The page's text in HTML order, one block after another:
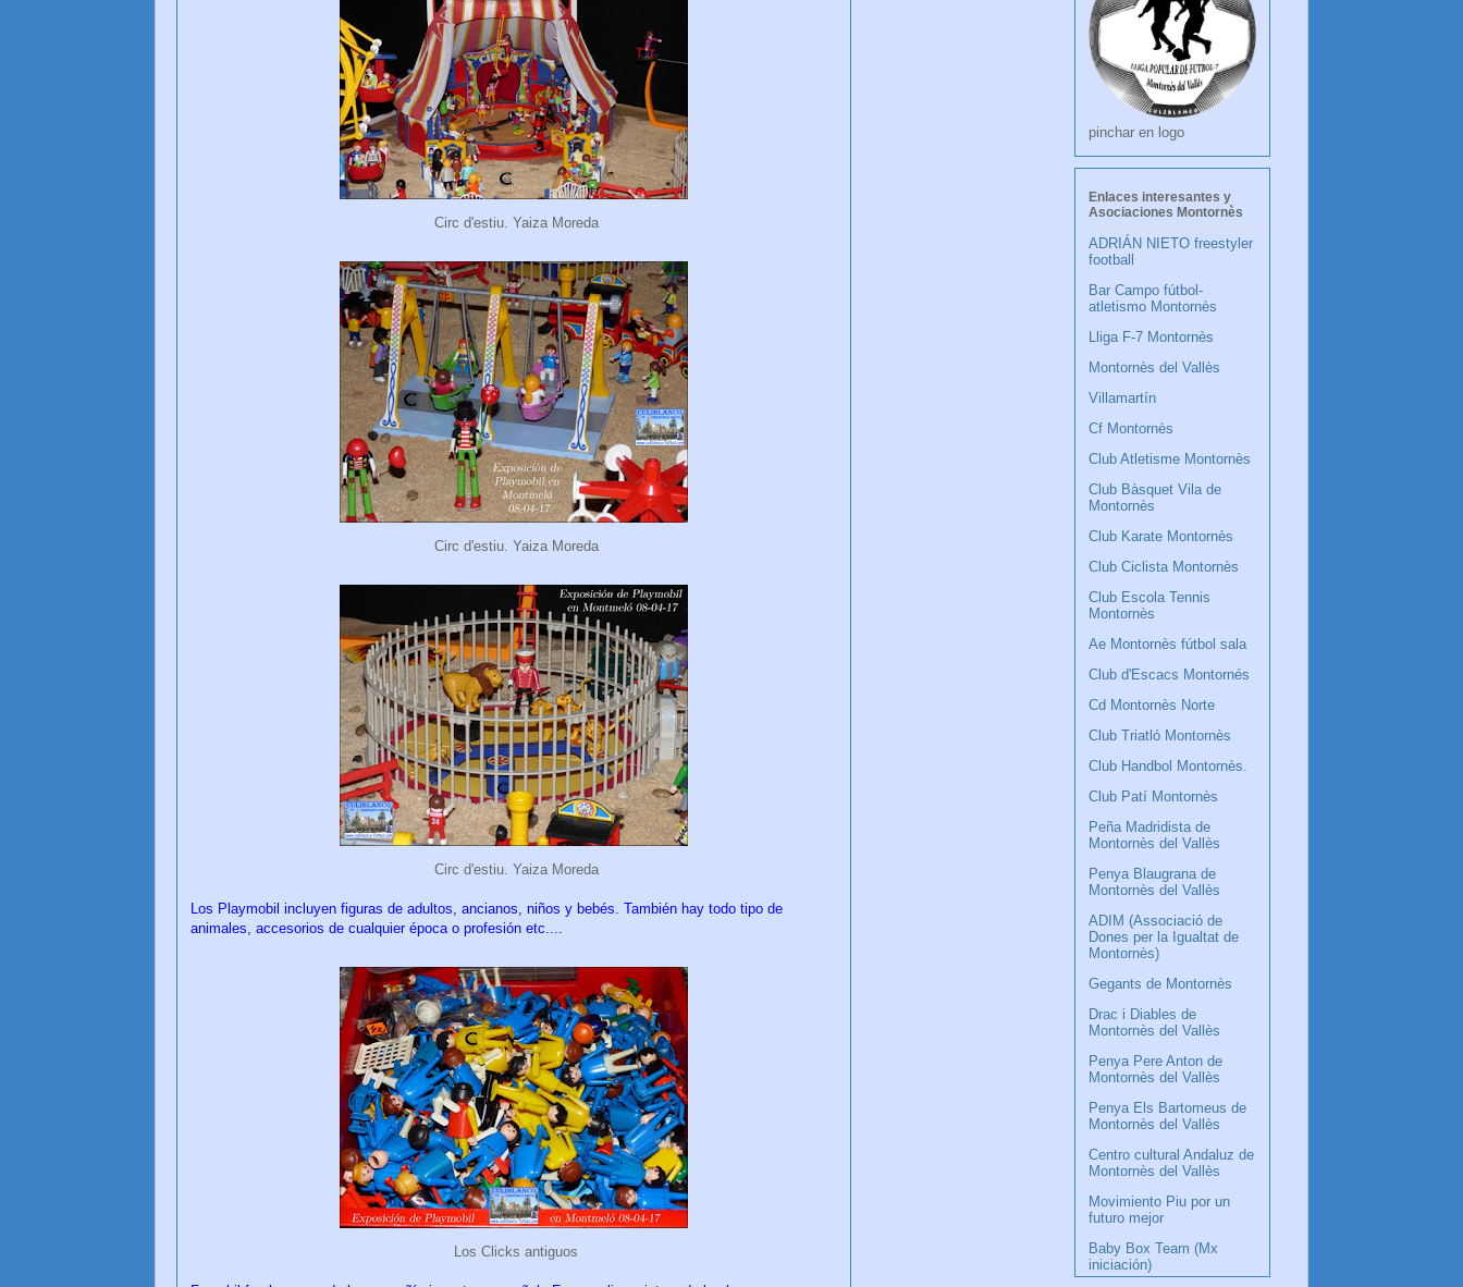
Circ d'estiu. Yaiza Moreda
Circ d'estiu. Yaiza Moreda
Circ d'estiu. Yaiza Moreda
Los Playmobil incluyen figuras de adultos, ancianos, niños y bebés. También hay todo tipo de
animales, accesorios de cualquier época o profesión etc....
Los Clicks antiguos
pinchar en logo
Enlaces interesantes y
Asociaciones Montornès
ADRIÁN NIETO freestyler
football
Bar Campo fútbol-
atletismo Montornès
Lliga F-7 Montornès
Montornès del Vallès
Villamartín
Cf Montornès
Club Atletisme Montornès
Club Bàsquet Vila de
Montornès
Club Karate Montornès
Club Ciclista Montornès
Club Escola Tennis
Montornès
Ae Montornès fútbol sala
Club d'Escacs Montornés
Cd Montornès Norte
Club Triatló Montornès
Club Handbol Montornès.
Club Patí Montornès
Peña Madridista de
Montornès del Vallès
Penya Blaugrana de
Montornès del Vallès
ADIM (Associació de
Dones per la Igualtat de
Montornès)
Gegants de Montornès
Drac i Diables de
Montornès del Vallès
Penya Pere Anton de
Montornès del Vallès
Penya Els Bartomeus de
Montornès del Vallès
Centro cultural Andaluz de
Montornès del Vallès
Movimiento Piu por un
futuro mejor
Baby Box Team (Mx
iniciación)